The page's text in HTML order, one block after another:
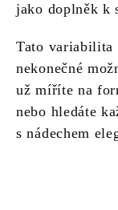
jako doplněk k
Tato variabilita
nekonečné
už míříte na
nebo hledáte
s nádechem